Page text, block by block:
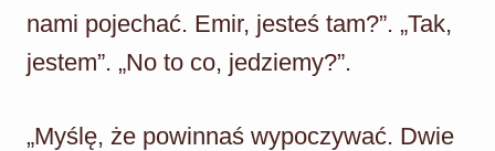
nami pojechać. Emir, jesteś tam?”. „Tak,
jestem”. „No to co, jedziemy?”.
„Myślę, że powinnaś wypoczywać. Dwie